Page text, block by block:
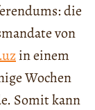
die
von
in einem
Wochen
Somit kann